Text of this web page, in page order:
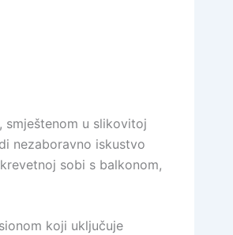
u slikovitoj
nezaboravno iskustvo
sobi s balkonom,
koji uključuje